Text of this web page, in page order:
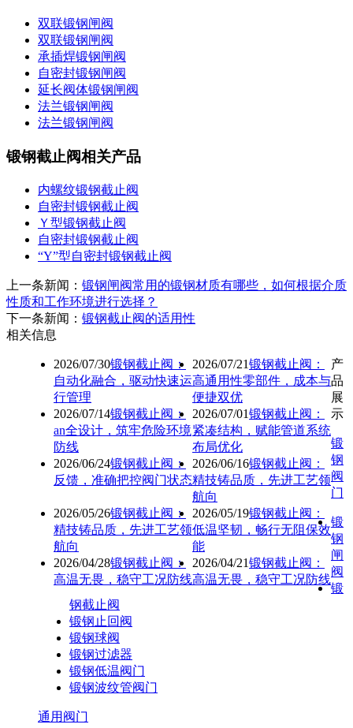
双联锻钢闸阀
双联锻钢闸阀
承插焊锻钢闸阀
自密封锻钢闸阀
延长阀体锻钢闸阀
法兰锻钢闸阀
法兰锻钢闸阀
锻钢截止阀相关产品
内螺纹锻钢截止阀
自密封锻钢截止阀
Ｙ型锻钢截止阀
自密封锻钢截止阀
“Y”型自密封锻钢截止阀
上一条新闻： 锻钢闸阀常用的锻钢材质有哪些，如何根据介质
性质和工作环境进行选择？
下一条新闻： 锻钢截止阀​的适用性
相关信息
2026/07/30锻钢截止阀：
自动化融合，驱动快速运
行管理
2026/07/21锻钢截止阀：
高通用性零部件，成本与
便捷双优
2026/07/14锻钢截止阀：
an全设计，筑牢危险环境
防线
2026/07/01锻钢截止阀：
紧凑结构，赋能管道系统
布局优化
2026/06/24锻钢截止阀：
反馈，准确把控阀门状态
2026/06/16锻钢截止阀：
精技铸品质，先进工艺领
航向
2026/05/26锻钢截止阀：
精技铸品质，先进工艺领
航向
2026/05/19锻钢截止阀：
低温坚韧，畅行无阻保效
能
2026/04/28锻钢截止阀：
高温无畏，稳守工况防线
2026/04/21锻钢截止阀：
高温无畏，稳守工况防线
产
品
展
示
锻
钢
阀
门
锻
钢
闸
阀
锻
钢截止阀
锻钢止回阀
锻钢球阀
锻钢过滤器
锻钢低温阀门
锻钢波纹管阀门
通用阀门